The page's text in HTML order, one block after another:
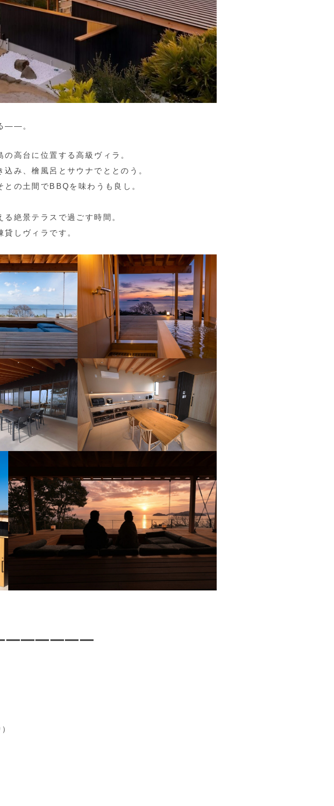
——。
高台に位置する高級ヴィラ。
み、檜風呂とサウナでととのう。
の土間でBBQを味わうも良し。
絶景テラスで過ごす時間。
しヴィラです。